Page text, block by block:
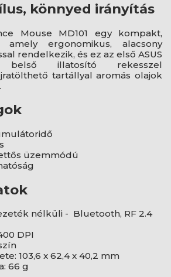
könnyed irányítás
Mouse MD101 egy kompakt,
ergonomikus, alacsony
rendelkezik, és ez az első ASUS
illatosító rekesszel
tartállyal aromás olajok
üzemmódú
nélküli - Bluetooth, RF 2.4
DPI
103,6 x 62,4 x 40,2 mm
66 g